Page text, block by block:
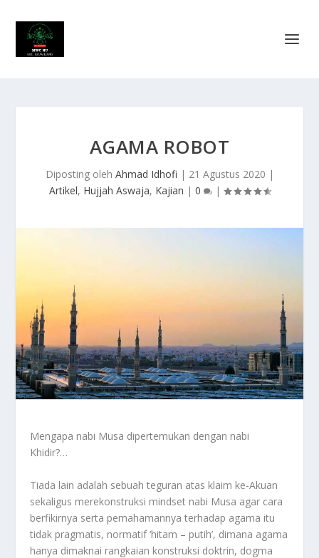
AGAMA ROBOT
Diposting oleh Ahmad Idhofi | 21 Agustus 2020 |
Artikel, Hujjah Aswaja, Kajian | 0 |
Mengapa nabi Musa dipertemukan dengan nabi
Khidir?…
Tiada lain adalah sebuah teguran atas klaim ke-Akuan
sekaligus merekonstruksi mindset nabi Musa agar cara
berfikirnya serta pemahamannya terhadap agama itu
tidak pragmatis, normatif ‘hitam – putih’, dimana agama
hanya dimaknai rangkaian konstruksi doktrin, dogma